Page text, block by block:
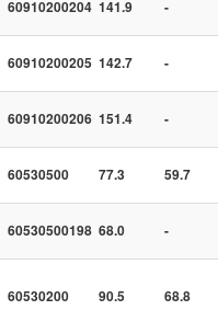
60910200204 141.9 -
60910200205 142.7 -
60910200206 151.4 -
60530500 77.3 59.7
60530500198 68.0 -
60530200 90.5 68.8